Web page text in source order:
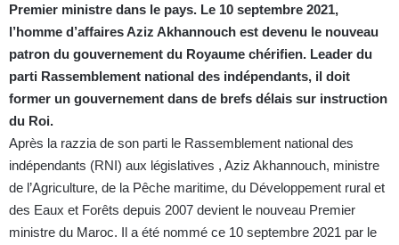
Premier ministre dans le pays. Le 10 septembre 2021,
l’homme d’affaires Aziz Akhannouch est devenu le nouveau
patron du gouvernement du Royaume chérifien. Leader du
parti Rassemblement national des indépendants, il doit
former un gouvernement dans de brefs délais sur instruction
du Roi.
Après la razzia de son parti le Rassemblement national des
indépendants (RNI) aux législatives , Aziz Akhannouch, ministre
de l’Agriculture, de la Pêche maritime, du Développement rural et
des Eaux et Forêts depuis 2007 devient le nouveau Premier
ministre du Maroc. Il a été nommé ce 10 septembre 2021 par le